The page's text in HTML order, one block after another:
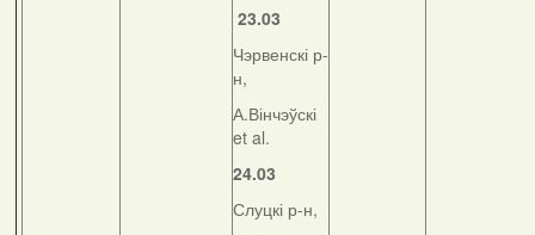
23.03
Чэрвенскі р-
н,
А.Вінчэўскі
et al.
24.03
Слуцкі р-н,